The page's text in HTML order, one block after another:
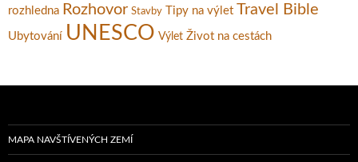
rozhledna Rozhovor Stavby Tipy na výlet Travel Bible
Ubytování UNESCO Výlet Život na cestách
MAPA NAVŠTÍVENÝCH ZEMÍ